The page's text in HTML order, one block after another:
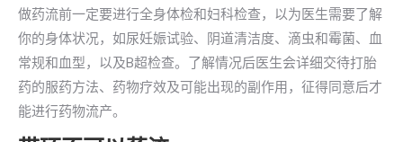
做药流前一定要进行全身体检和妇科检查，以为医生需要了解
你的身体状况，如尿妊娠试验、阴道清洁度、滴虫和霉菌、血
常规和血型，以及B超检查。了解情况后医生会详细交待打胎
药的服药方法、药物疗效及可能出现的副作用，征得同意后才
能进行药物流产。